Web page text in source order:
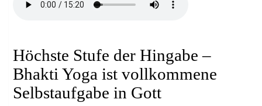
Höchste Stufe der Hingabe –
Bhakti Yoga ist vollkommene
Selbstaufgabe in Gott